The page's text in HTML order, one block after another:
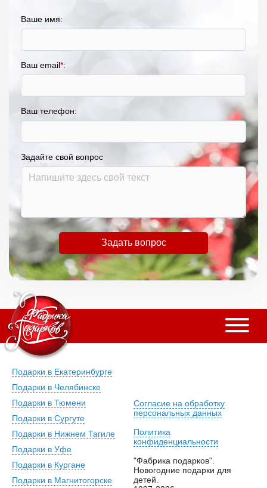
Ваше имя:
Ваш email*:
Ваш телефон:
Задайте свой вопрос
Задать вопрос
Подарки в Екатеринбурге
Подарки в Челябинске
Подарки в Тюмени
Подарки в Сургуте
Подарки в Нижнем Тагиле
Подарки в Уфе
Подарки в Кургане
Подарки в Магнитогорске
Согласие на обработку
персональных данных
Политика
конфиденциальности
"Фабрика подарков".
Новогодние подарки для
детей.